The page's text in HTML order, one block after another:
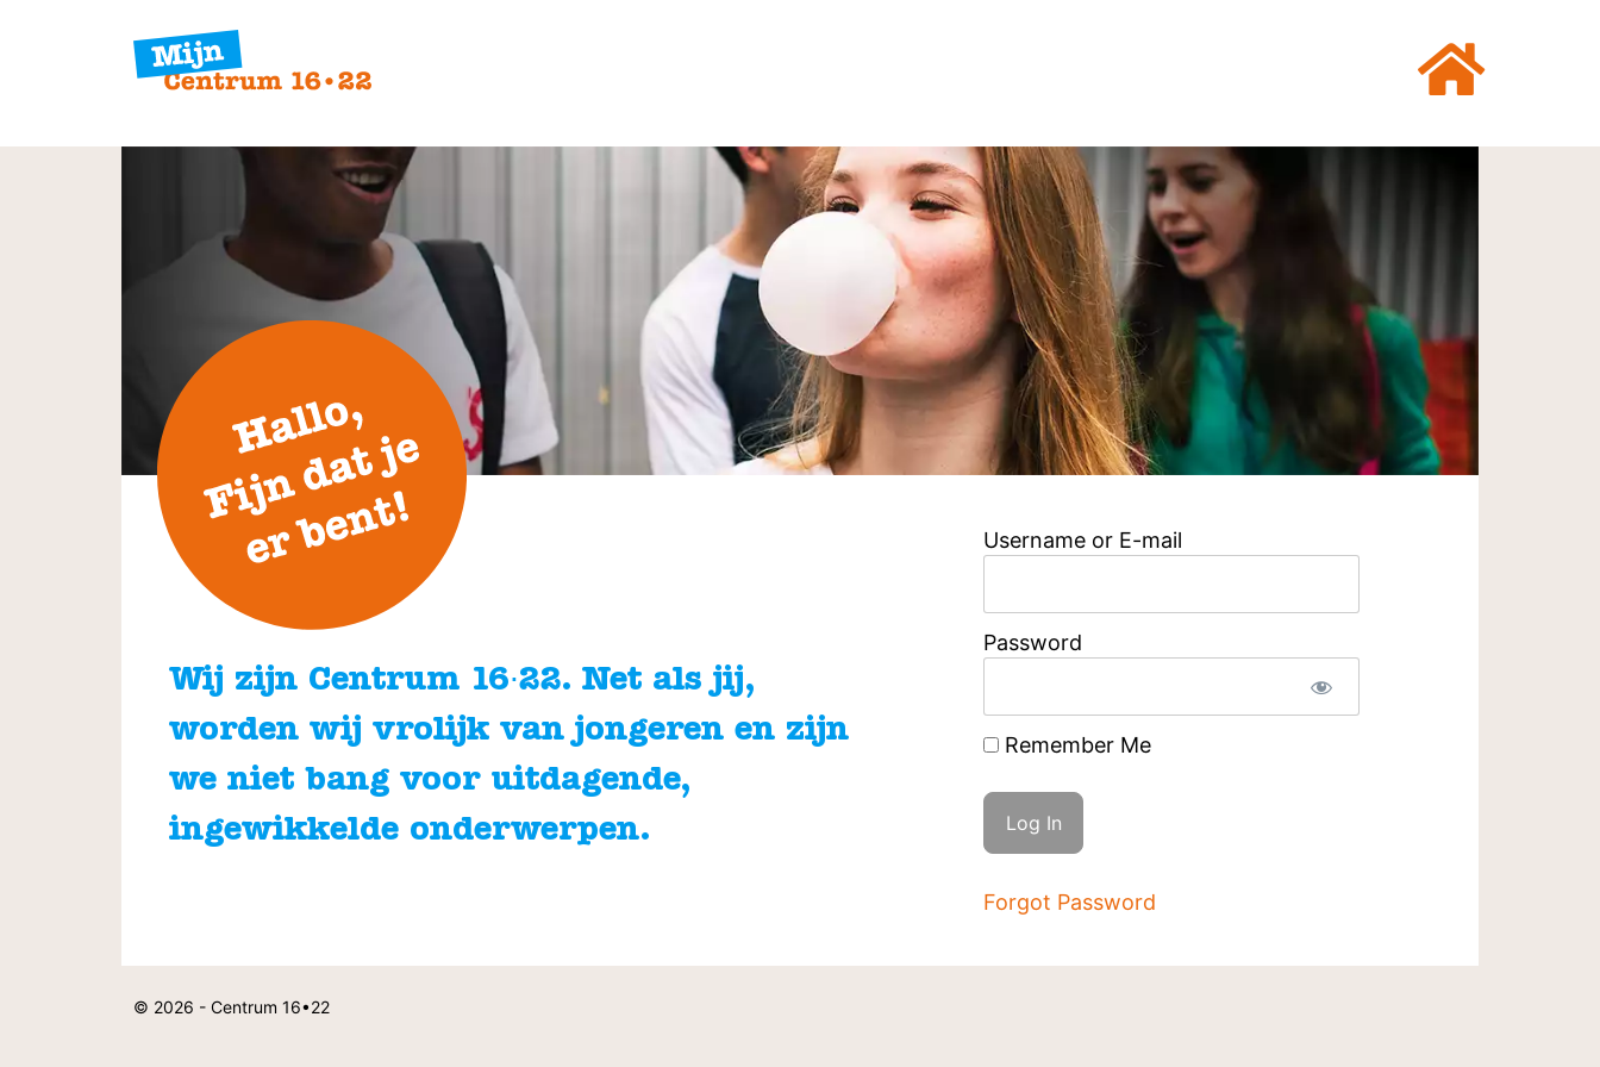
Wij zijn Centrum 16∙22. Net als jij,
worden wij vrolijk van jongeren en zijn
we niet bang voor uitdagende,
ingewikkelde onderwerpen.
Username or E-mail
Password
Remember Me
Forgot Password
© 2026 - Centrum 16•22